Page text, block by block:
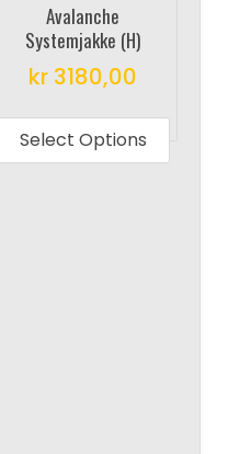
Avalanche
Systemjakke (H)
kr 3180,00
Select Options
has